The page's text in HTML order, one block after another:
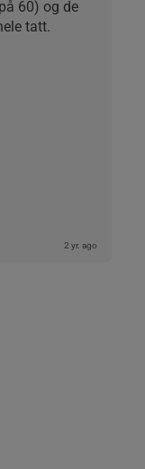
60) og de
tatt.
2 yr. ago